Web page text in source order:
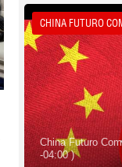
CHINA FUTURO
China Futuro
-04:00 )